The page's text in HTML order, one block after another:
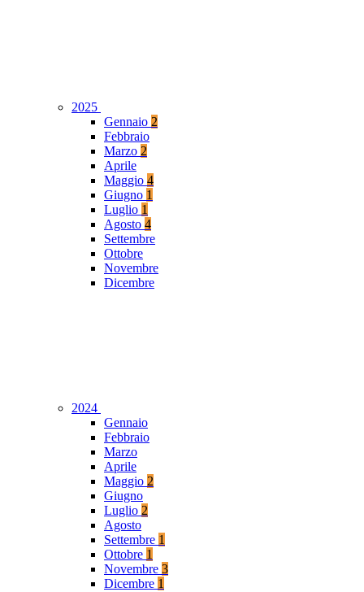
2025
Gennaio 2
Febbraio
Marzo 2
Aprile
Maggio 4
Giugno 1
Luglio 1
Agosto 4
Settembre
Ottobre
Novembre
Dicembre
2024
Gennaio
Febbraio
Marzo
Aprile
Maggio 2
Giugno
Luglio 2
Agosto
Settembre 1
Ottobre 1
Novembre 3
Dicembre 1